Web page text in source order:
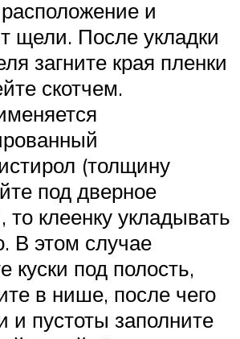
и
щели. После укладки
загните края пленки
скотчем.
(толщину
под дверное
то клеенку укладывать
В этом случае
куски под полость,
в нише, после чего
и пустоты заполните